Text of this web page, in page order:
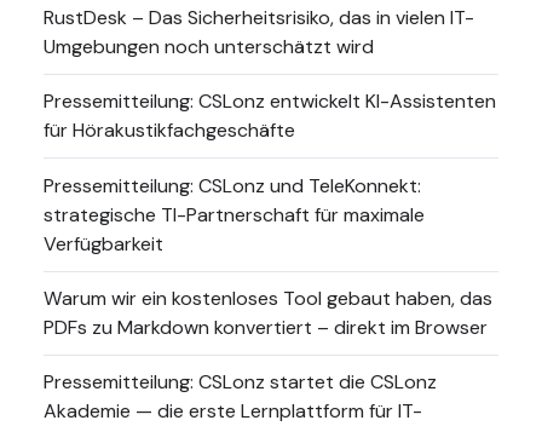
RustDesk – Das Sicherheitsrisiko, das in vielen IT-
Umgebungen noch unterschätzt wird
Pressemitteilung: CSLonz entwickelt KI-Assistenten
für Hörakustikfachgeschäfte
Pressemitteilung: CSLonz und TeleKonnekt:
strategische TI-Partnerschaft für maximale
Verfügbarkeit
Warum wir ein kostenloses Tool gebaut haben, das
PDFs zu Markdown konvertiert – direkt im Browser
Pressemitteilung: CSLonz startet die CSLonz
Akademie — die erste Lernplattform für IT-